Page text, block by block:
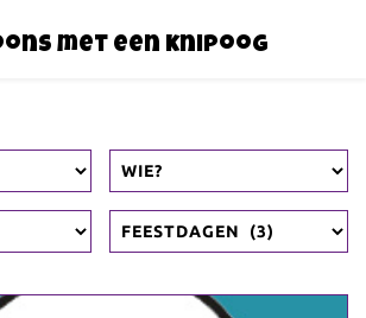
met een knipoog